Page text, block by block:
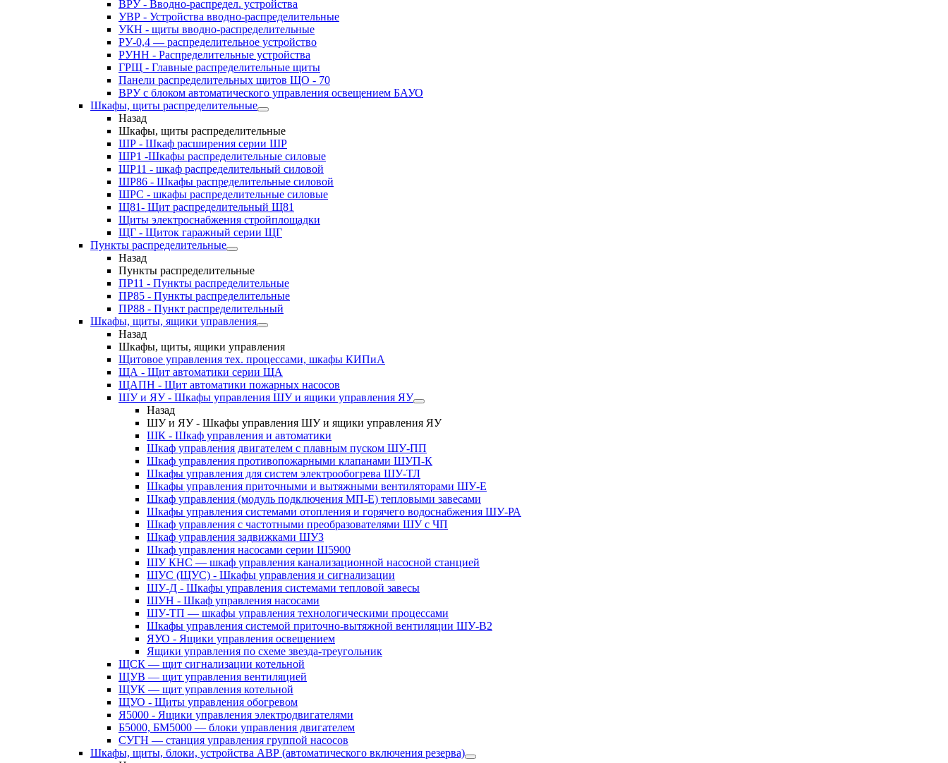
ВРУ - Вводно-распредел. устройства
УВР - Устройства вводно-распределительные
УКН - щиты вводно-распределительные
РУ-0,4 — распределительное устройство
РУНН - Распределительные устройства
ГРЩ - Главные распределительные щиты
Панели распределительных щитов ЩО - 70
ВРУ с блоком автоматического управления освещением БАУО
Шкафы, щиты распределительные
Назад
Шкафы, щиты распределительные
ШР - Шкаф расширения серии ШР
ШР1 -Шкафы распределительные силовые
ШР11 - шкаф распределительный силовой
ШР86 - Шкафы распределительные силовой
ШРС - шкафы распределительные силовые
Щ81- Щит распределительный Щ81
Щиты электроснабжения стройплощадки
ЩГ - Щиток гаражный серии ЩГ
Пункты распределительные
Назад
Пункты распределительные
ПР11 - Пункты распределительные
ПР85 - Пункты распределительные
ПР88 - Пункт распределительный
Шкафы, щиты, ящики управления
Назад
Шкафы, щиты, ящики управления
Щитовое управления тех. процессами, шкафы КИПиА
ЩА - Щит автоматики серии ЩА
ЩАПН - Щит автоматики пожарных насосов
ШУ и ЯУ - Шкафы управления ШУ и ящики управления ЯУ
Назад
ШУ и ЯУ - Шкафы управления ШУ и ящики управления ЯУ
ШК - Шкаф управления и автоматики
Шкаф управления двигателем с плавным пуском ШУ-ПП
Шкаф управления противопожарными клапанами ШУП-К
Шкафы управления для систем электрообогрева ШУ-ТЛ
Шкафы управления приточными и вытяжными вентиляторами ШУ-Е
Шкаф управления (модуль подключения МП-Е) тепловыми завесами
Шкафы управления системами отопления и горячего водоснабжения ШУ-РА
Шкаф управления с частотными преобразователями ШУ с ЧП
Шкаф управления задвижками ШУЗ
Шкаф управления насосами серии Ш5900
ШУ КНС — шкаф управления канализационной насосной станцией
ШУС (ЩУС) - Шкафы управления и сигнализации
ШУ-Д - Шкафы управления системами тепловой завесы
ШУН - Шкаф управления насосами
ШУ-ТП — шкафы управления технологическими процессами
Шкафы управления системой приточно-вытяжной вентиляции ШУ-В2
ЯУО - Ящики управления освещением
Ящики управления по схеме звезда-треугольник
ЩСК — щит сигнализации котельной
ЩУВ — щит управления вентиляцией
ЩУК — щит управления котельной
ЩУО - Щиты управления обогревом
Я5000 - Ящики управления электродвигателями
Б5000, БМ5000 — блоки управления двигателем
СУГН — станция управления группой насосов
Шкафы, щиты, блоки, устройства АВР (автоматического включения резерва)